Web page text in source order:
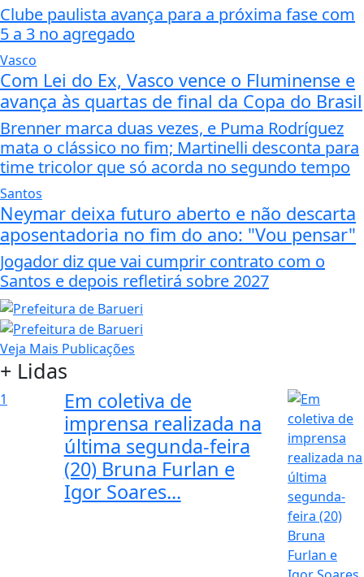
Clube paulista avança para a próxima fase com
5 a 3 no agregado
Vasco
Com Lei do Ex, Vasco vence o Fluminense e
avança às quartas de final da Copa do Brasil
Brenner marca duas vezes, e Puma Rodríguez
mata o clássico no fim; Martinelli desconta para
time tricolor que só acorda no segundo tempo
Santos
Neymar deixa futuro aberto e não descarta
aposentadoria no fim do ano: "Vou pensar"
Jogador diz que vai cumprir contrato com o
Santos e depois refletirá sobre 2027
Veja Mais Publicações
+ Lidas
1
Em coletiva de
imprensa realizada na
última segunda-feira
(20) Bruna Furlan e
Igor Soares...